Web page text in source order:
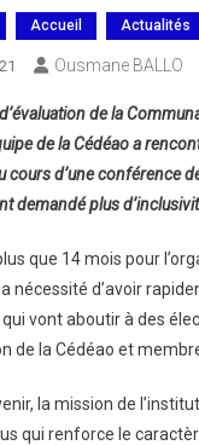
Accueil Actualités
Ousmane BALLO
de la
de la Cédéao a
cours d’une conférence
demandé plus
que 14 mois pour
nécessité d’avoir
vont aboutir à des
de la Cédéao et
la mission de
qui renforce le